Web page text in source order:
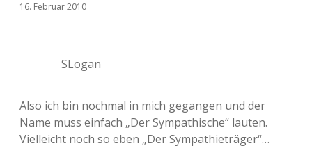
16. Februar 2010
SLogan
Also ich bin nochmal in mich gegangen und der
Name muss einfach „Der Sympathische“ lauten.
Vielleicht noch so eben „Der Sympathieträger“…